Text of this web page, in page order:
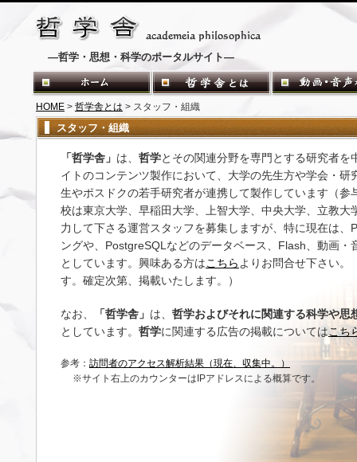
―哲学・思想・科学のポータルサイト―
HOME > 哲学舎とは > スタッフ・組織
スタッフ・組織
「哲学舎」 は、 哲学とその関連分野を専門とする研究者
イトのコンテンツ製作において、大学の先生方や学会・
生やポスドクの若手研究者が連携して製作しています（参
校は東京大学、早稲田大学、上智大学、中央大学、立教大
力して下さる運営スタッフを募集しますが、特に現在は
ングや、PostgreSQLなどのデータベース、Flash、動画・
としています。興味ある方はこちら よりお問合せ下さい。
す。確定次第、掲載いたします。）
なお、 「哲学舎」 は、 哲学およびそれに関連する科学や思
としています。 哲学に関連する広告の掲載についてはこち
参考： 訪問者のアクセス解析結果（現在、収集中。）
※サイト右上のカウンターはIPアドレスによる概算です。